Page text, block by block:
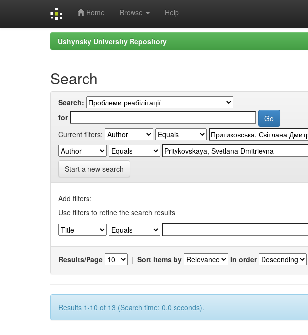
Home Browse Help
Ushynsky University Repository
Search
Search:
for
Current filters:
Start a new search
Add filters:
Use filters to refine the search results.
Results/Page | Sort items by In order
Results 1-10 of 13 (Search time: 0.0 seconds).